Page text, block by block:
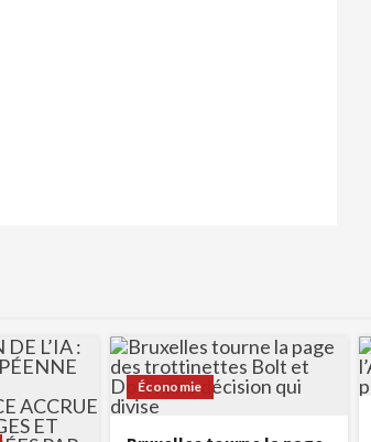
Économie